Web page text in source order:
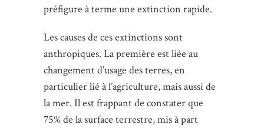
préfigure à terme une extinction rapide.
Les causes de ces extinctions sont
anthropiques. La première est liée au
changement d’usage des terres, en
particulier lié à l’agriculture, mais aussi de
la mer. Il est frappant de constater que
75% de la surface terrestre, mis à part